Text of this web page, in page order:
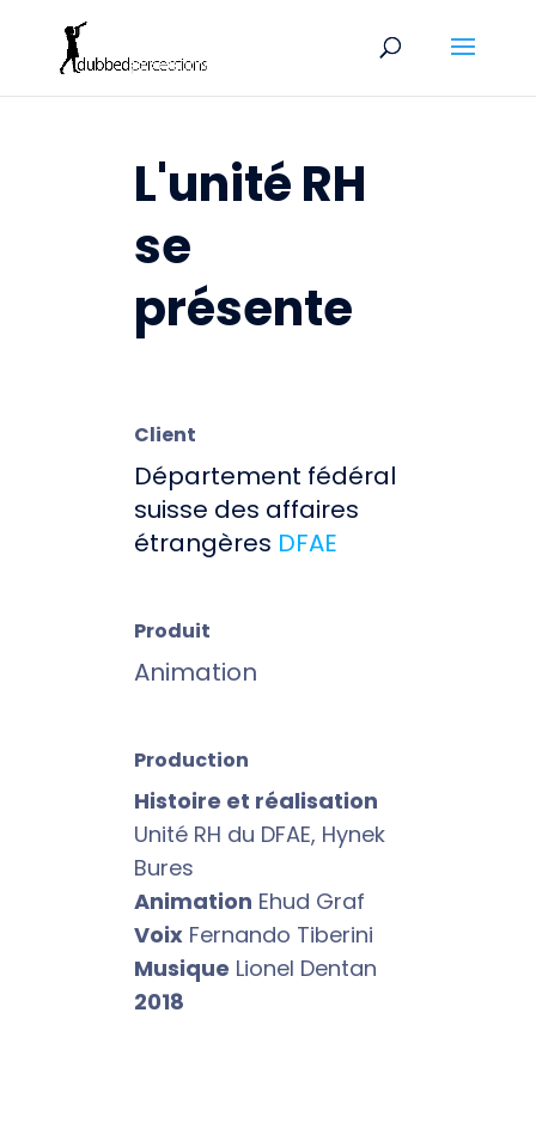
L'unité RH
se
présente
Client
Département fédéral
suisse des affaires
étrangères DFAE
Produit
Animation
Production
Histoire et réalisation
Unité RH du DFAE, Hynek
Bures
Animation Ehud Graf
Voix Fernando Tiberini
Musique Lionel Dentan
2018